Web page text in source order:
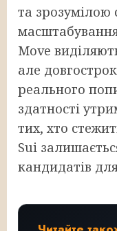
та зрозумілою
Move
але
реального
здатності
тих, хто
Sui
кандидатів